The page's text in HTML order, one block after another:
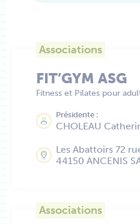
Associations
FIT’GYM ASG
Fitness et Pilates pour
Présidente :
CHOLEAU
Les Abattoirs 72
44150 ANCENIS
Associations